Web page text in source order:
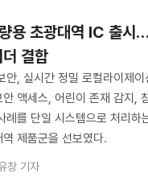
용 초광대역 IC 출시
더 결합
, 실시간 정밀 로컬라이제이
액세스, 어린이 존재 감지,
례를 단일 시스템으로 처리하
제품군을 선보였다.
창 기자